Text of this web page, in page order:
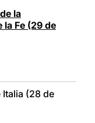
la
la Fe (29 de
Italia (28 de